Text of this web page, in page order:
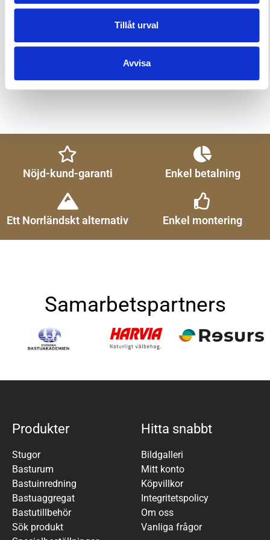
Tillåt urval
Avvisa
Trustpilot
Tillbehör
Nöjd-kund-garanti Enkel betalning
Ett Norrländskt alternativ Enkel montering
Samarbetspartners
Produkter
Stugor
Basturum
Bastuinredning
Bastuaggregat
Bastutillbehör
Sök produkt
Hitta snabbt
Bildgalleri
Mitt konto
Köpvillkor
Integritetspolicy
Om oss
Vanliga frågor